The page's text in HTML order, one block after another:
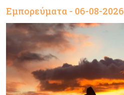
Εμπορεύματα - 06-08-2026